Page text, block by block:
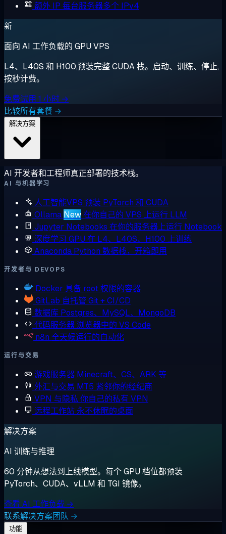
额外 IP 每台服务器多个 IPv4
新
面向 AI 工作负载的 GPU VPS
L4、L40S 和 H100,预装完整 CUDA 栈。启动、训练、停止,
按秒计费。
免费试用 1 小时 →
比较所有套餐 →
AI 开发者和工程师真正部署的技术栈。
AI 与机器学习
人工智能VPS 预装 PyTorch 和 CUDA
Ollama New在你自己的 VPS 上运行 LLM
Jupyter Notebooks 在你的服务器上运行 Notebook
深度学习 GPU 在 L4、L40S、H100 上训练
Anaconda Python 数据栈，开箱即用
开发者与 DEVOPS
Docker 具备 root 权限的容器
GitLab 自托管 Git + CI/CD
数据库 Postgres、MySQL、MongoDB
代码服务器 浏览器中的 VS Code
n8n 全天候运行的自动化
运行与交易
游戏服务器 Minecraft、CS、ARK 等
外汇与交易 MT5 紧邻你的经纪商
VPN 与隐私 你自己的私有 VPN
远程工作站 永不休眠的桌面
解决方案
AI 训练与推理
60 分钟从想法到上线模型。每个 GPU 档位都预装
PyTorch、CUDA、vLLM 和 TGI 镜像。
查看 AI 工作负载 →
联系解决方案团队 →